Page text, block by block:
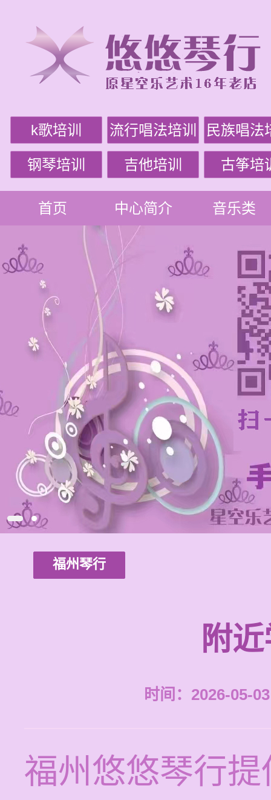
k歌培训 流行唱法培训 民族唱法
钢琴培训 吉他培训 古筝培
首页 中心简介 音乐类
福州琴行
附
时间：2026-05-
福州悠悠琴行